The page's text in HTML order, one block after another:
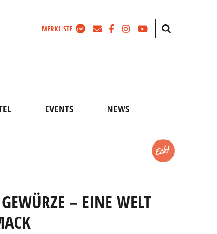
MERKLISTE
ZumFacebook
Instagram
Youtube
EVENTS NEWS
– EINE WELT